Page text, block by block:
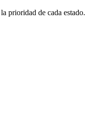
prioridad de cada estado.